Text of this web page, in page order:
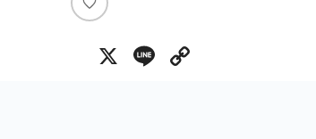
い
ね
X Line